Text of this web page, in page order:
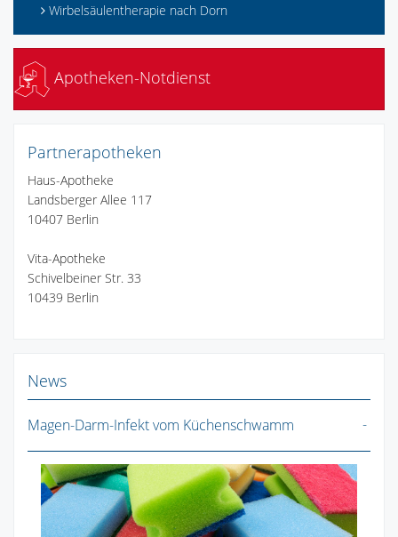
Wirbelsäulentherapie nach Dorn
Apotheken-Notdienst
Partnerapotheken
Haus-Apotheke
Landsberger Allee 117
10407 Berlin
Vita-Apotheke
Schivelbeiner Str. 33
10439 Berlin
News
Magen-Darm-Infekt vom Küchenschwamm